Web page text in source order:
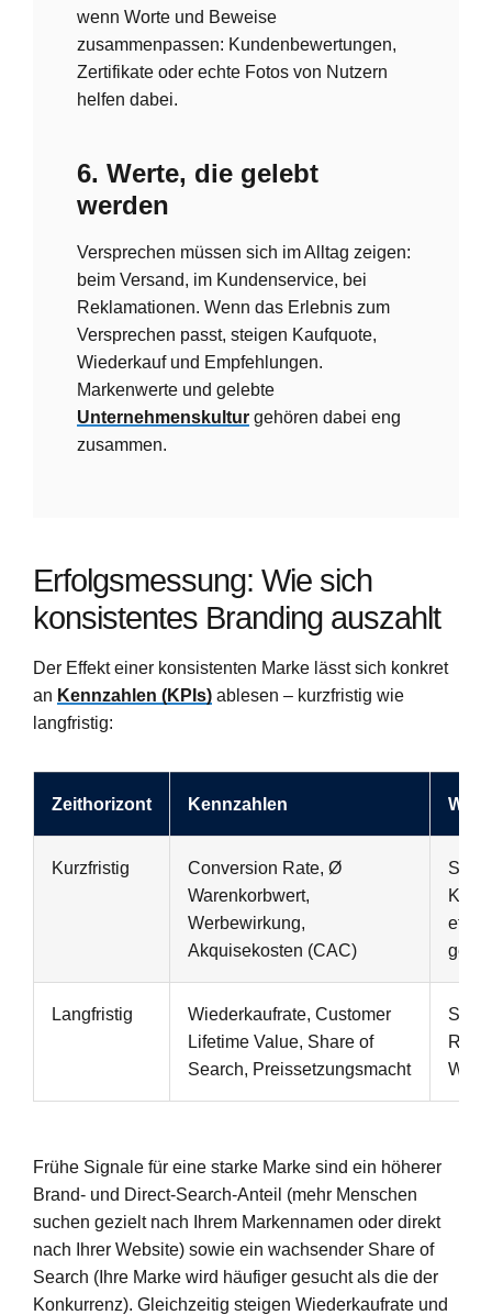
wenn Worte und Beweise
zusammenpassen: Kundenbewertungen,
Zertifikate oder echte Fotos von Nutzern
helfen dabei.
6. Werte, die gelebt
werden
Versprechen müssen sich im Alltag zeigen:
beim Versand, im Kundenservice, bei
Reklamationen. Wenn das Erlebnis zum
Versprechen passt, steigen Kaufquote,
Wiederkauf und Empfehlungen.
Markenwerte und gelebte
Unternehmenskultur gehören dabei eng
zusammen.
Erfolgsmessung: Wie sich
konsistentes Branding auszahlt
Der Effekt einer konsistenten Marke lässt sich konkret
an Kennzahlen (KPIs) ablesen – kurzfristig wie
langfristig:
Zeithorizont Kennzahlen
Kurzfristig
Conversion Rate, Ø
Warenkorbwert,
Werbewirkung,
Akquisekosten (CAC)
Langfristig
Wiederkaufrate, Customer
Lifetime Value, Share of
Search, Preissetzungsmacht
Frühe Signale für eine starke Marke sind ein höherer
Brand- und Direct-Search-Anteil (mehr Menschen
suchen gezielt nach Ihrem Markennamen oder direkt
nach Ihrer Website) sowie ein wachsender Share of
Search (Ihre Marke wird häufiger gesucht als die der
Konkurrenz). Gleichzeitig steigen Wiederkaufrate und